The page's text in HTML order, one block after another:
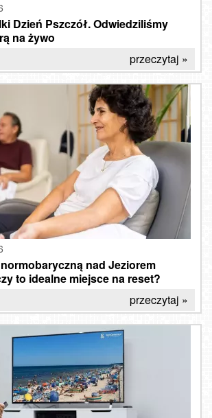
Dzień Pszczół. Odwiedziliśmy
na żywo
przeczytaj »
nad Jeziorem
to idealne miejsce na reset?
przeczytaj »